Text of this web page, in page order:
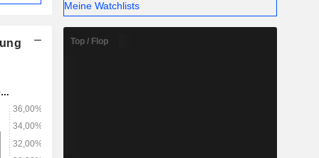
Meine Watchlists
Top / Flop